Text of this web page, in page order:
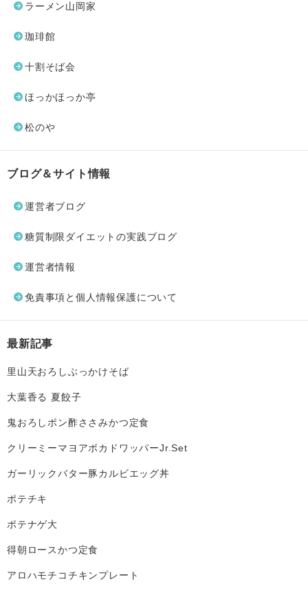
ラーメン山岡家
珈琲館
十割そば会
ほっかほっか亭
松のや
ブログ＆サイト情報
運営者ブログ
糖質制限ダイエットの実践ブログ
運営者情報
免責事項と個人情報保護について
最新記事
里山天おろしぶっかけそば
大葉香る 夏餃子
鬼おろしポン酢ささみかつ定食
クリーミーマヨアボカドワッパーJr.Set
ガーリックバター豚カルビエッグ丼
ポテチキ
ポテナゲ大
得朝ロースかつ定食
アロハモチコチキンプレート